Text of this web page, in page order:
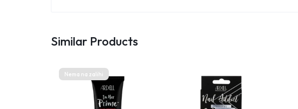
Similar Products
Nema na zalihi